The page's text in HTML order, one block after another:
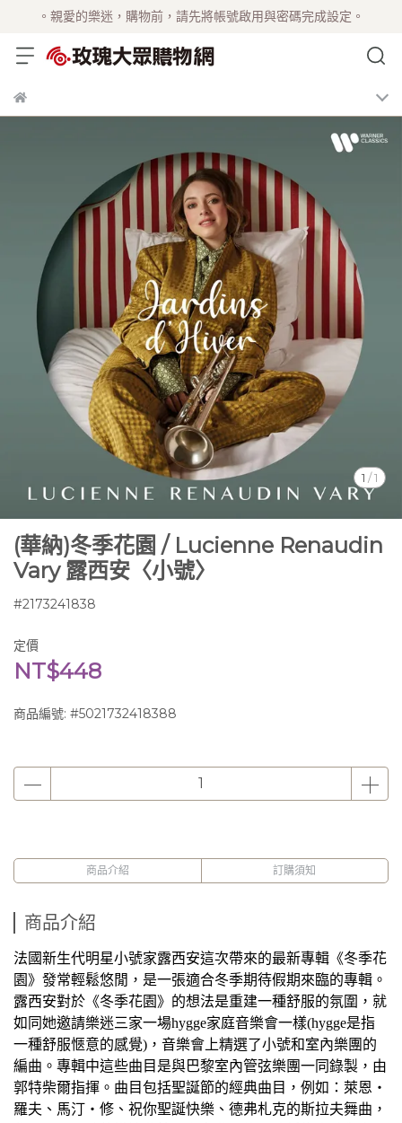
。親愛的樂迷，購物前，請先將帳號啟用與密碼完成設定。
1 /1
(華納)冬季花園 / Lucienne Renaudin
Vary 露西安〈小號〉
#2173241838
定價
NT$448
商品編號: #5021732418388
商品介紹 訂購須知
商品介紹
法國新生代明星小號家露西安這次帶來的最新專輯《冬季花
園》發常輕鬆悠閒，是一張適合冬季期待假期來臨的專輯。
露西安對於《冬季花園》的想法是重建一種舒服的氛圍，就
如同她邀請樂迷三家一場hygge家庭音樂會一樣(hygge是指
一種舒服愜意的感覺) ，音樂會上精選了小號和室內樂團的
編曲。專輯中這些曲目是與巴黎室內管弦樂團一同錄製，由
郭特柴爾指揮。曲目包括聖誕節的經典曲目，例如：萊恩‧
羅夫、馬汀‧修、祝你聖誕快樂、德弗札克的斯拉夫舞曲，